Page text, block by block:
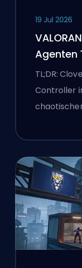
19 Jul 2026
Agenten
TL;DR:
Controller